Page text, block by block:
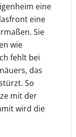
eine
eine
Sie
wie
fehlt bei
das
So
mit der
wird die